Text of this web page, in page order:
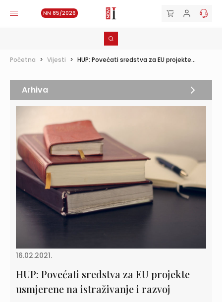
NN 85/2026
Početna > Vijesti > HUP: Povećati sredstva za EU projekte...
16.02.2021.
HUP: Povećati sredstva za EU projekte
usmjerene na istraživanje i razvoj
Arhiva